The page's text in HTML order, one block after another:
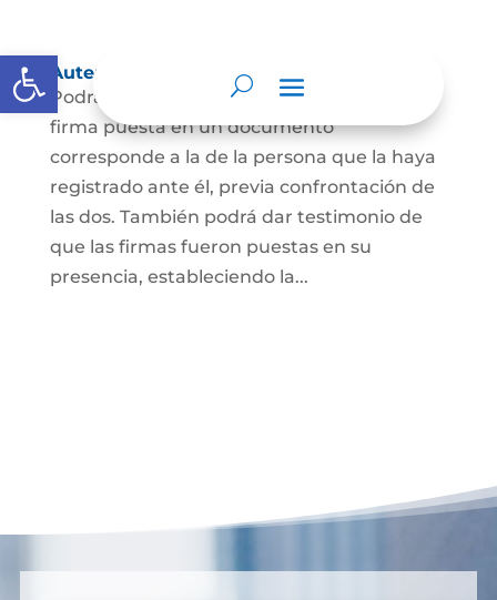
Abrir barra de herramientas
Autenticación de Firma
Podrá dar testimonio escrito de que la
firma puesta en un documento
corresponde a la de la persona que la haya
registrado ante él, previa confrontación de
las dos. También podrá dar testimonio de
que las firmas fueron puestas en su
presencia, estableciendo la...